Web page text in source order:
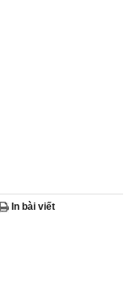
In bài viết